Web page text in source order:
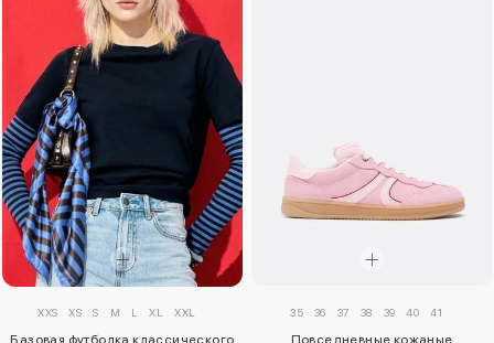
XXS XS S M L XL XXL
Базовая футболка классического
35 36 37 38 39 40 41
Повседневные кожаные